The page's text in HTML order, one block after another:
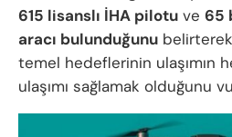
615 lisanslı İHA pilotu ve 65
aracı bulunduğunu
temel hedeflerinin ulaşımın
ulaşımı sağlamak olduğunu